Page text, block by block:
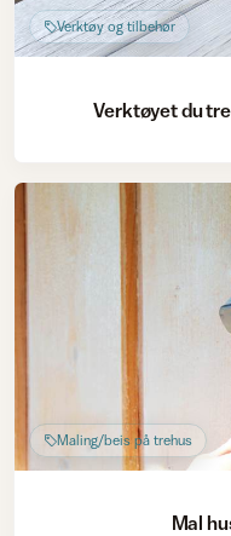
Verktøy og tilbehør
Verktøyet du
Maling/beis på trehus
Mal